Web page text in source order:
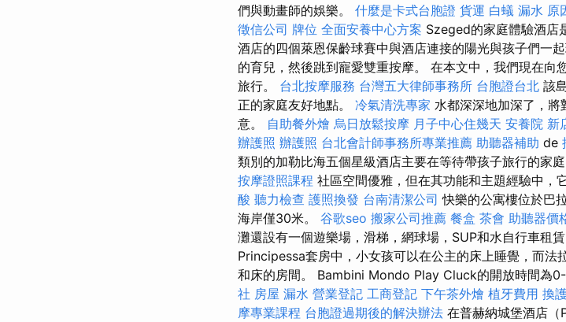
們與動畫師的娛樂。 什麼是卡式台胞證 貨運 白蟻 漏水 原
徵信公司 牌位 全面安養中心方案 Szeged的家庭體驗酒店
酒店的四個萊恩保齡球賽中與酒店連接的陽光與孩子們一起
的育兒，然後跳到寵愛雙重按摩。 在本文中，我們現在向
旅行。 台北按摩服務 台灣五大律師事務所 台胞證台北 該
正的家庭友好地點。 冷氣清洗專家 水都深深地加深了，
意。 自助餐外燴 烏日放鬆按摩 月子中心住幾天 安養院 新
辦護照 辦護照 台北會計師事務所專業推薦 助聽器補助 de
類別的加勒比海五個星級酒店主要在等待帶孩子旅行的家庭
按摩證照課程 社區空間優雅，但在其功能和主題經​​驗中，
酸 聽力檢查 護照換發 台南清潔公司 快樂的公寓樓位於巴
海岸僅30米。 谷歌seo 搬家公司推薦 餐盒 茶會 助聽器價
灘還設有一個遊樂場，滑梯，網球場，SUP和水自行車租
Principessa套房中，小女孩可以在公主的床上睡覺，而法
和床的房間。 Bambini Mondo Play Cluck的開放時間為
社 房屋 漏水 營業登記 工商登記 下午茶外燴 植牙費用 換
摩專業課程 台胞證過期後的解決辦法 在普赫納城堡酒店（